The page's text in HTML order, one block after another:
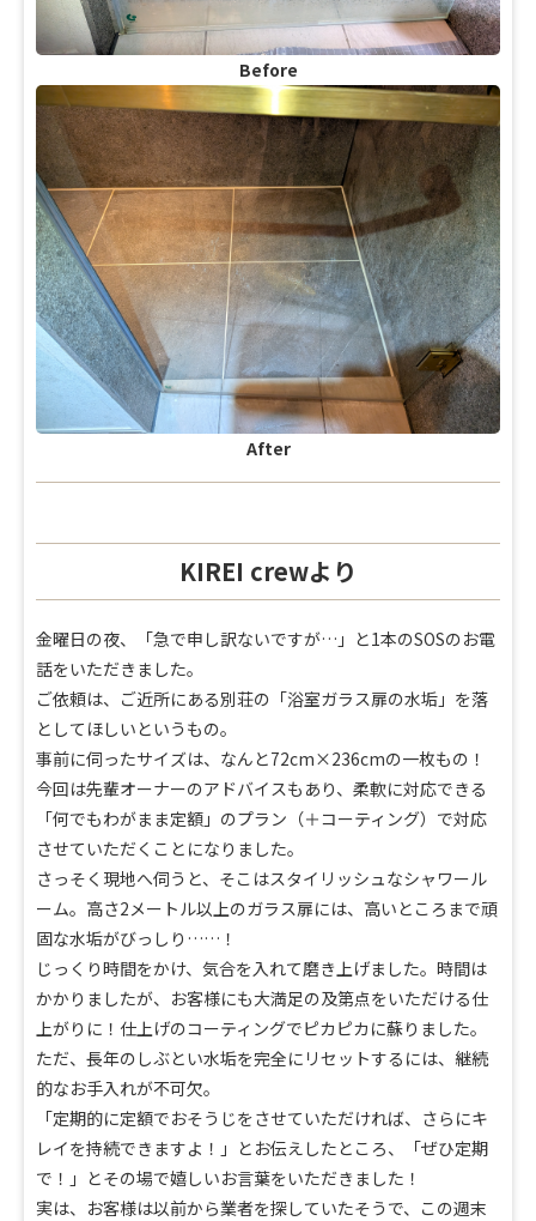
Before
After
KIREI crewより
金曜日の夜、「急で申し訳ないですが…」と1本のSOSのお電
話をいただきました。
ご依頼は、ご近所にある別荘の「浴室ガラス扉の水垢」を落
としてほしいというもの。
事前に伺ったサイズは、なんと72cm×236cmの一枚もの！
今回は先輩オーナーのアドバイスもあり、柔軟に対応できる
「何でもわがまま定額」のプラン（＋コーティング）で対応
させていただくことになりました。
さっそく現地へ伺うと、そこはスタイリッシュなシャワール
ーム。高さ2メートル以上のガラス扉には、高いところまで頑
固な水垢がびっしり……！
じっくり時間をかけ、気合を入れて磨き上げました。時間は
かかりましたが、お客様にも大満足の及第点をいただける仕
上がりに！仕上げのコーティングでピカピカに蘇りました。
ただ、長年のしぶとい水垢を完全にリセットするには、継続
的なお手入れが不可欠。
「定期的に定額でおそうじをさせていただければ、さらにキ
レイを持続できますよ！」とお伝えしたところ、「ぜひ定期
で！」とその場で嬉しいお言葉をいただきました！
実は、お客様は以前から業者を探していたそうで、この週末